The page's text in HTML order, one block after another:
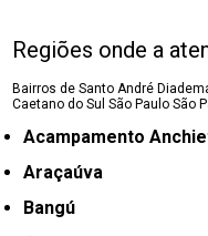
Regiões onde a
Bairros de Santo André
Caetano do SulSão Paulo São
Acampamento
Araçaúva
Bangú